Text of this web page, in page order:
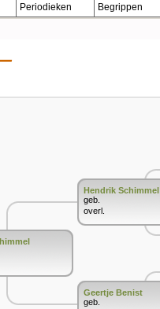
Periodieken Begrippen
Hendrik Schimmel
geb.
overl.
Geertje Benist
geb.